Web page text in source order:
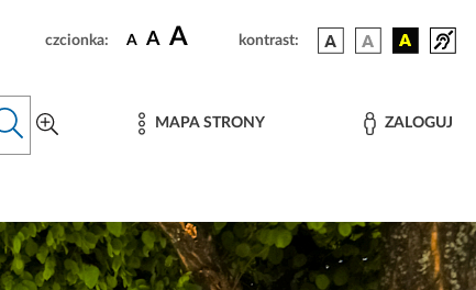
czcionka: A A A kontrast:
MAPA STRONY ZALOGUJ